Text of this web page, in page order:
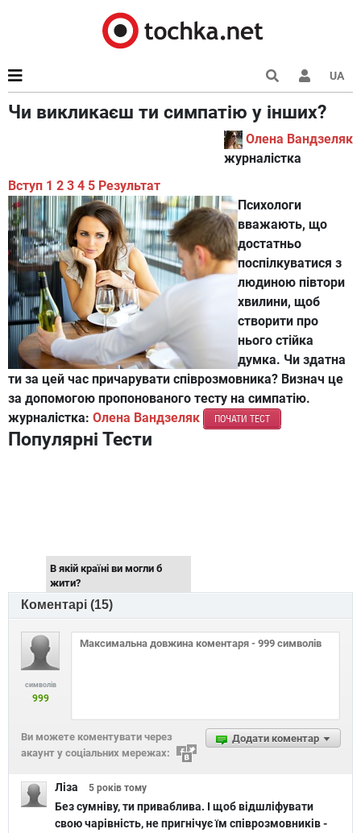
UA
Чи викликаєш ти симпатію у інших?
Олена Вандзеляк
журналістка
Вступ 1 2 3 4 5 Результат
Психологи
вважають, що
достатньо
поспілкуватися з
людиною півтори
хвилини, щоб
створити про
нього стійка
думка. Чи здатна
ти за цей час причарувати співрозмовника? Визнач це
за допомогою пропонованого тесту на симпатію.
журналістка: Олена Вандзеляк ПОЧАТИ ТЕСТ
Популярні Тести
В якій країні ви могли б
жити?
Дізнайся вік своєї душі.
Коментарі (15)
символів
999
Додати коментар
Ви можете коментувати через
акаунт у соціальних мережах:
Ліза 5 років тому
Без сумніву, ти приваблива. І щоб відшліфувати
свою чарівність, не пригнічує їм співрозмовників -